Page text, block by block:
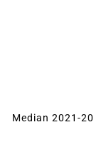
Median 2021-